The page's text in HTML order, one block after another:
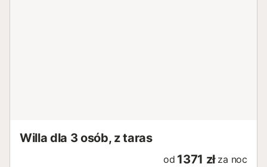
Willa dla 3 osób, z taras
od 1371 zł za noc